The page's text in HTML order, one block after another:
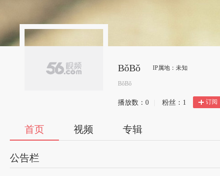
ВǒВǒ IP属地：未知
ВǒВǒ
播放数： 0 粉丝： 1 订阅
首页 视频 专辑
公告栏